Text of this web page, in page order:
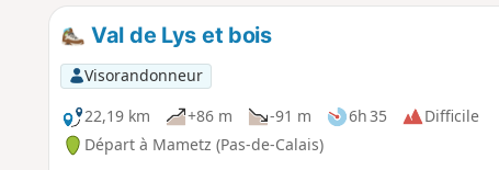
Val de Lys et bois
Visorandonneur
22,19 km
+86 m -91 m 6h 35
Difficile
Départ à Mametz (Pas-de-Calais)